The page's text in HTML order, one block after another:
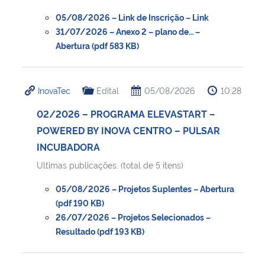
Controladoria-Geral da União
Ministério da Mulher, da Família e dos Direitos Humanos
Secretaria de Governo
Gabinete de Segurança Institucional
Advocacia-Geral da União
Banco Central do Brasil
05/08/2026 – Link de Inscrição – Link
31/07/2026 – Anexo 2 – plano de… –
Abertura (pdf 583 KB)
InovaTec Edital 05/08/2026 10:28
02/2026 – PROGRAMA ELEVASTART –
POWERED BY INOVA CENTRO – PULSAR
INCUBADORA
Ultimas publicações: (total de 5 itens)
05/08/2026 – Projetos Suplentes – Abertura
(pdf 190 KB)
26/07/2026 – Projetos Selecionados –
Resultado (pdf 193 KB)